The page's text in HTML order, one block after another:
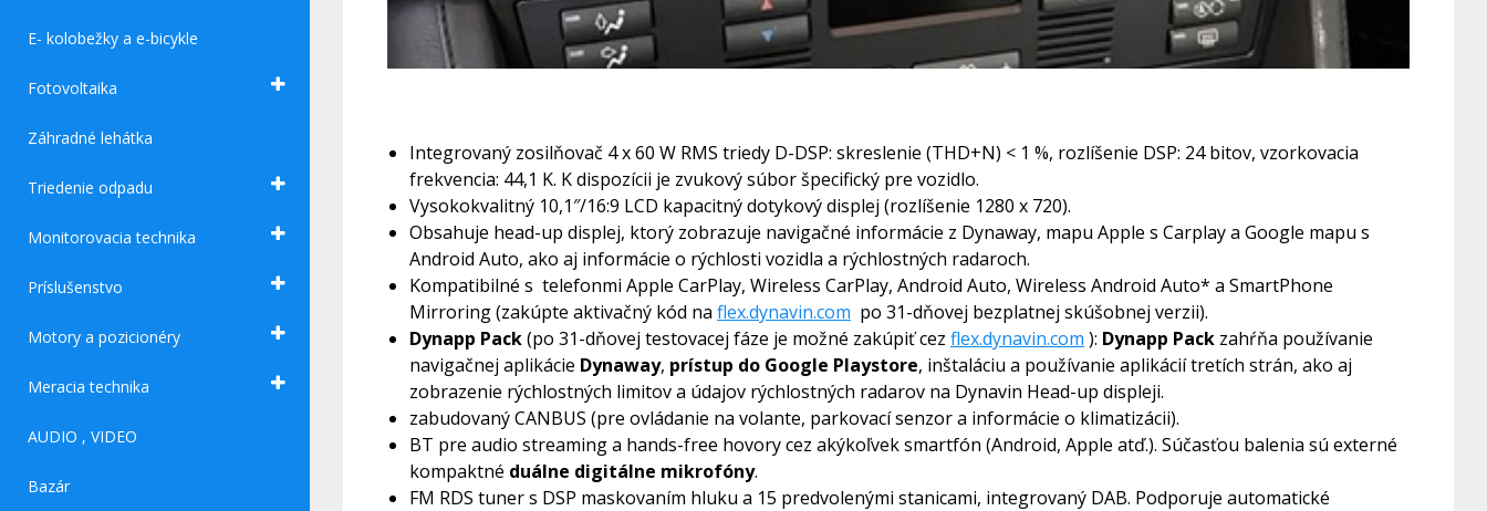
E- kolobežky a e-bicykle
Fotovoltaika
Záhradné lehátka
Triedenie odpadu
Monitorovacia technika
Príslušenstvo
Motory a pozicionéry
Meracia technika
AUDIO , VIDEO
Bazár
Integrovaný zosilňovač 4 x 60 W RMS triedy D-DSP: skreslenie (THD+N) < 1 %, rozlíšenie DSP: 24 bitov, vzorkovacia
frekvencia: 44,1 K. K dispozícii je zvukový súbor špecifický pre vozidlo.
Vysokokvalitný 10,1″/16:9 LCD kapacitný dotykový displej (rozlíšenie 1280 x 720).
Obsahuje head-up displej, ktorý zobrazuje navigačné informácie z Dynaway, mapu Apple s Carplay a Google mapu s
Android Auto, ako aj informácie o rýchlosti vozidla a rýchlostných radaroch.
Kompatibilné s telefonmi Apple CarPlay, Wireless CarPlay, Android Auto, Wireless Android Auto* a SmartPhone
Mirroring (zakúpte aktivačný kód na flex.dynavin.com po 31-dňovej bezplatnej skúšobnej verzii).
Dynapp Pack(po 31-dňovej testovacej fáze je možné zakúpiť cez flex.dynavin.com ): Dynapp Pack zahŕňa používanie
navigačnej aplikácie Dynaway, prístup do Google Playstore, inštaláciu a používanie aplikácií tretích strán, ako aj
zobrazenie rýchlostných limitov a údajov rýchlostných radarov na Dynavin Head-up displeji.
zabudovaný CANBUS (pre ovládanie na volante, parkovací senzor a informácie o klimatizácii).
BT pre audio streaming a hands-free hovory cez akýkoľvek smartfón (Android, Apple atď.). Súčasťou balenia sú externé
kompaktné duálne digitálne mikrofóny.
FM RDS tuner s DSP maskovaním hluku a 15 predvolenými stanicami, integrovaný DAB. Podporuje automatické